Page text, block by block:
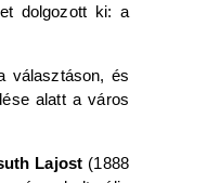
dolgozott ki: a
választáson, és
alatt a város
Lajost (1888